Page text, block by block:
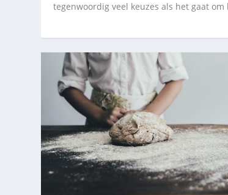
tegenwoordig veel keuzes als het gaat om